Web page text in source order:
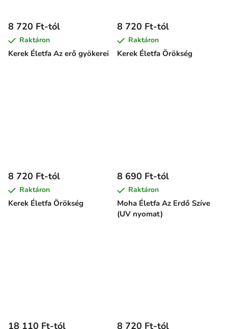
Kerek Életfa Az erő gyökerei
8 720 Ft-tól
Raktáron
Kerek Életfa Örökség
8 720 Ft-tól
Raktáron
Kerek Életfa Örökség
8 720 Ft-tól
Raktáron
Moha Életfa Az Erdő Szíve
(UV nyomat)
8 690 Ft-tól
Raktáron
18 110 Ft-tól 8 720 Ft-tól